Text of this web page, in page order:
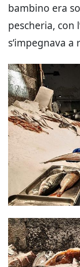
bambino era
pescheria, con
s’impegnava